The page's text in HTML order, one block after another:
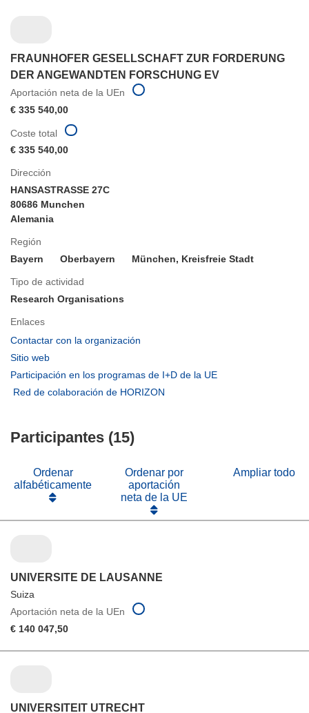
FRAUNHOFER GESELLSCHAFT ZUR FORDERUNG
DER ANGEWANDTEN FORSCHUNG EV
Aportación neta de la UEn
€ 335 540,00
Dirección
HANSASTRASSE 27C
80686 Munchen
Alemania
Región
Bayern
Oberbayern München, Kreisfreie Stadt
Tipo de actividad
Research Organisations
Enlaces
Contactar con la organización
en
nueva
Sitio web
abrirá
en
ventana)
Participación en los programas de I+D de la UE
Red de colaboración de HORIZON
Coste total
€ 335 540,00
Participantes (15)
Ordenar
alfabéticamente
Ordenar por
aportación
neta de la UE
Ampliar todo
UNIVERSITE DE LAUSANNE
Suiza
Aportación neta de la UEn
€ 140 047,50
UNIVERSITEIT UTRECHT